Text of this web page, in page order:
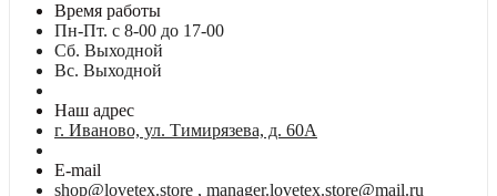
Время работы
Пн-Пт. с 8-00 до 17-00
Сб. Выходной
Вс. Выходной
Наш адрес
г. Иваново, ул. Тимирязева, д. 60А
E-mail
shop@lovetex.store , manager.lovetex.store@mail.ru